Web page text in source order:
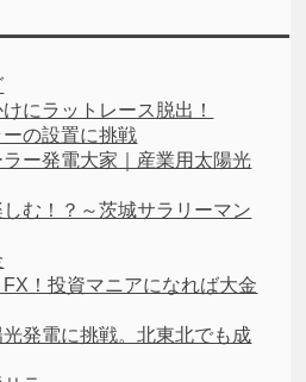
にラットレース脱出！
の設置に挑戦
ー発電大家｜産業用太陽光
む！？～茨城サラリーマン
！投資マニアになれば大金
発電に挑戦。北東北でも成